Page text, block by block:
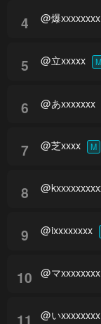
4 @爆xxxxxxxx
5 @立xxxxx M
6 @あxxxxxxx
7 @芝xxxx M
8
9 @ixxxxxxxx
10 @マxxxxxxxx
11 @いxxxxxxxx